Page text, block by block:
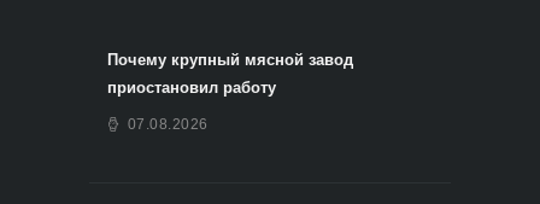
Почему крупный мясной завод
приостановил работу
07.08.2026